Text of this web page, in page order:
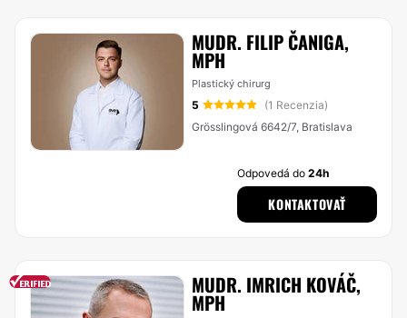
MUDR. FILIP ČANIGA,
MPH
Plastický chirurg
5
(1 Recenzia)
Grösslingová 6642/7, Bratislava
Odpovedá do24h
KONTAKTOVAŤ
MUDR. IMRICH KOVÁČ,
MPH